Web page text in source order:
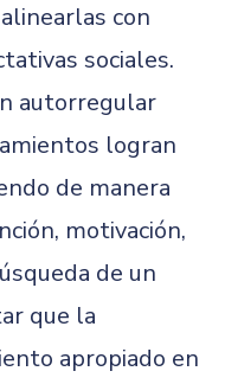
con
sociales.
autorregular
logran
de manera
motivación,
de un
que la
apropiado en